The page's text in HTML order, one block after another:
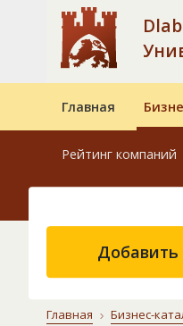
Главная
Рейтинг компаний
Главная Бизнес-